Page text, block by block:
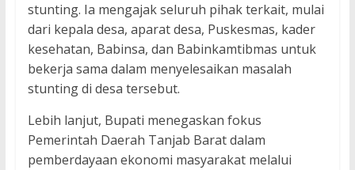
stunting. Ia mengajak seluruh pihak terkait, mulai
dari kepala desa, aparat desa, Puskesmas, kader
kesehatan, Babinsa, dan Babinkamtibmas untuk
bekerja sama dalam menyelesaikan masalah
stunting di desa tersebut.
Lebih lanjut, Bupati menegaskan fokus
Pemerintah Daerah Tanjab Barat dalam
pemberdayaan ekonomi masyarakat melalui